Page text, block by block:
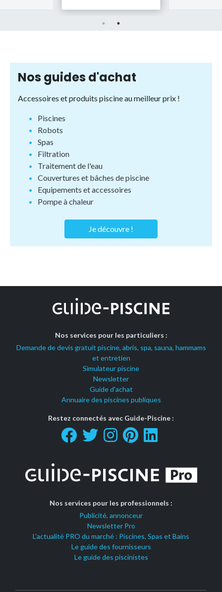
Nos guides d'achat
Accessoires et produits piscine au meilleur prix !
Piscines
Robots
Spas
Filtration
Traitement de l'eau
Couvertures et bâches de piscine
Equipements et accessoires
Pompe à chaleur
Je découvre !
Nos services pour les particuliers :
Demande de devis gratuit piscine, abris, spa, sauna, hammams
et entretien
Simulateur piscine
Newsletter
Guide d'achat
Annuaire des piscines publiques
Restez connectés avec Guide-Piscine :
Nos services pour les professionnels :
Publicité, annonceur
Newsletter Pro
L'actualité PRO du marché : Piscines, Spas et Bains
Le guide des fournisseurs
Le guide des piscinistes